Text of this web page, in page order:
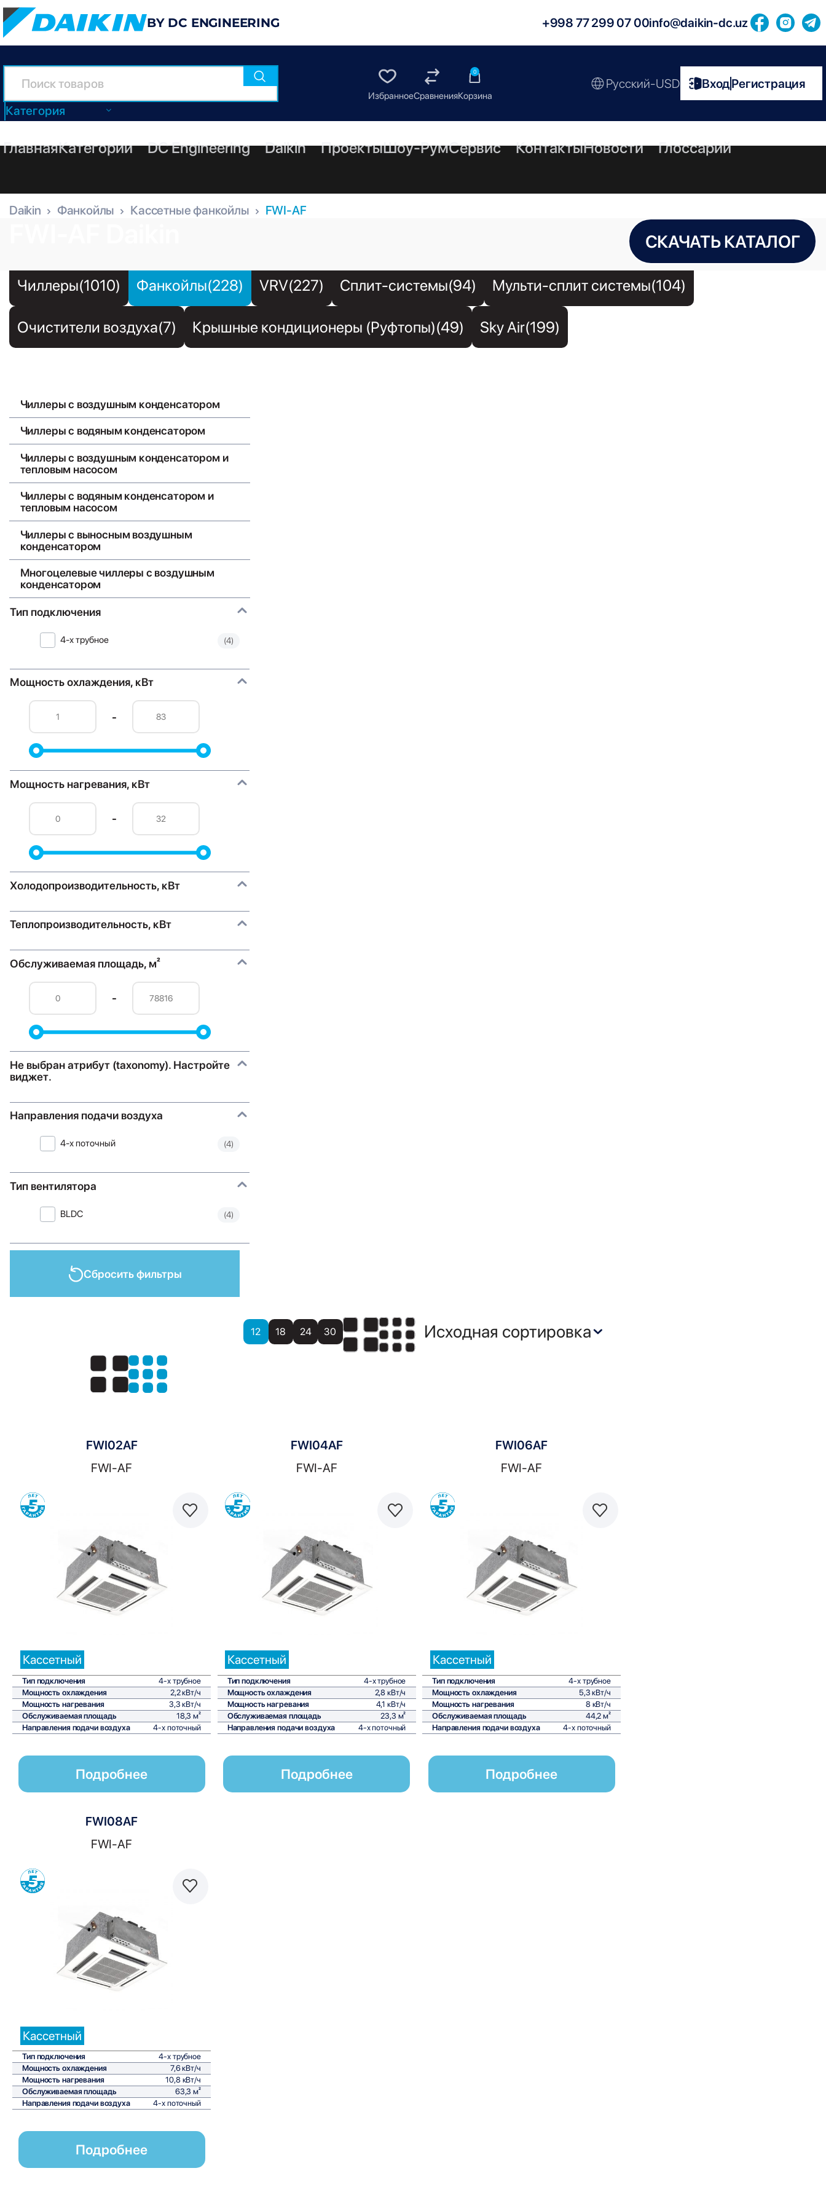
BY DC ENGINEERING +998 77 299 07 00info@daikin-dc.uz
Категория
0
Русский-USD ВходРегистрация
ГлавнаяКатегории DC Engineering Daikin ПроектыШоу-РумСервис КонтактыНовости Глоссарий
Daikin Фанкойлы Кассетные фанкойлы FWI-AF
СКАЧАТЬ КАТАЛОГ
Чиллеры(1010) Фанкойлы(228) VRV(227) Сплит-системы(94) Мульти-сплит системы(104)
Очистители воздуха(7) Крышные кондиционеры (Руфтопы)(49) Sky Air(199)
Чиллеры с воздушным конденсатором
Чиллеры с водяным конденсатором
Чиллеры с воздушным конденсатором и
тепловым насосом
Чиллеры с водяным конденсатором и
тепловым насосом
Чиллеры с выносным воздушным
конденсатором
Многоцелевые чиллеры с воздушным
конденсатором
Тип подключения
4-х трубное (4)
Мощность охлаждения, кВт
-
Мощность нагревания, кВт
-
Холодопроизводительность, кВт
Теплопроизводительность, кВт
Обслуживаемая площадь, м²
-
Не выбран атрибут (taxonomy). Настройте
виджет.
Направления подачи воздуха
4-х поточный (4)
Тип вентилятора
BLDC (4)
Сбросить фильтры
12 18 24 30
Показать:
FWI02AF
FWI-AF
Сравнить
Кассетный
Тип подключения
4-х трубное
Мощность охлаждения
2,2 кВт/ч
Мощность нагревания
3,3 кВт/ч
Обслуживаемая площадь
18,3 м²
Направления подачи воздуха
4-х поточный
Подробнее
FWI04AF
FWI-AF
Сравнить
Кассетный
Тип подключения
4-х трубное
Мощность охлаждения
2,8 кВт/ч
Мощность нагревания
4,1 кВт/ч
Обслуживаемая площадь
23,3 м²
Направления подачи воздуха
4-х поточный
Подробнее
FWI06AF
FWI-AF
Сравнить
Кассетный
Тип подключения
4-х трубное
Мощность охлаждения
5,3 кВт/ч
Мощность нагревания
8 кВт/ч
Обслуживаемая площадь
44,2 м²
Направления подачи воздуха
4-х поточный
Подробнее
FWI08AF
FWI-AF
Сравнить
Кассетный
Тип подключения
4-х трубное
Мощность охлаждения
7,6 кВт/ч
Мощность нагревания
10,8 кВт/ч
Обслуживаемая площадь
63,3 м²
Направления подачи воздуха
4-х поточный
Подробнее